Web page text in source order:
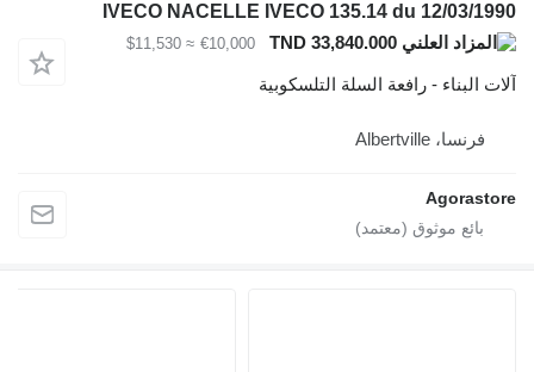
IVECO NACELLE IVECO 135.14 du 12/03/1990
€10,000
≈ $11,530
آلات البناء - رافعة السلة التلسكوبية
فرنسا، Albertville
Agorastore